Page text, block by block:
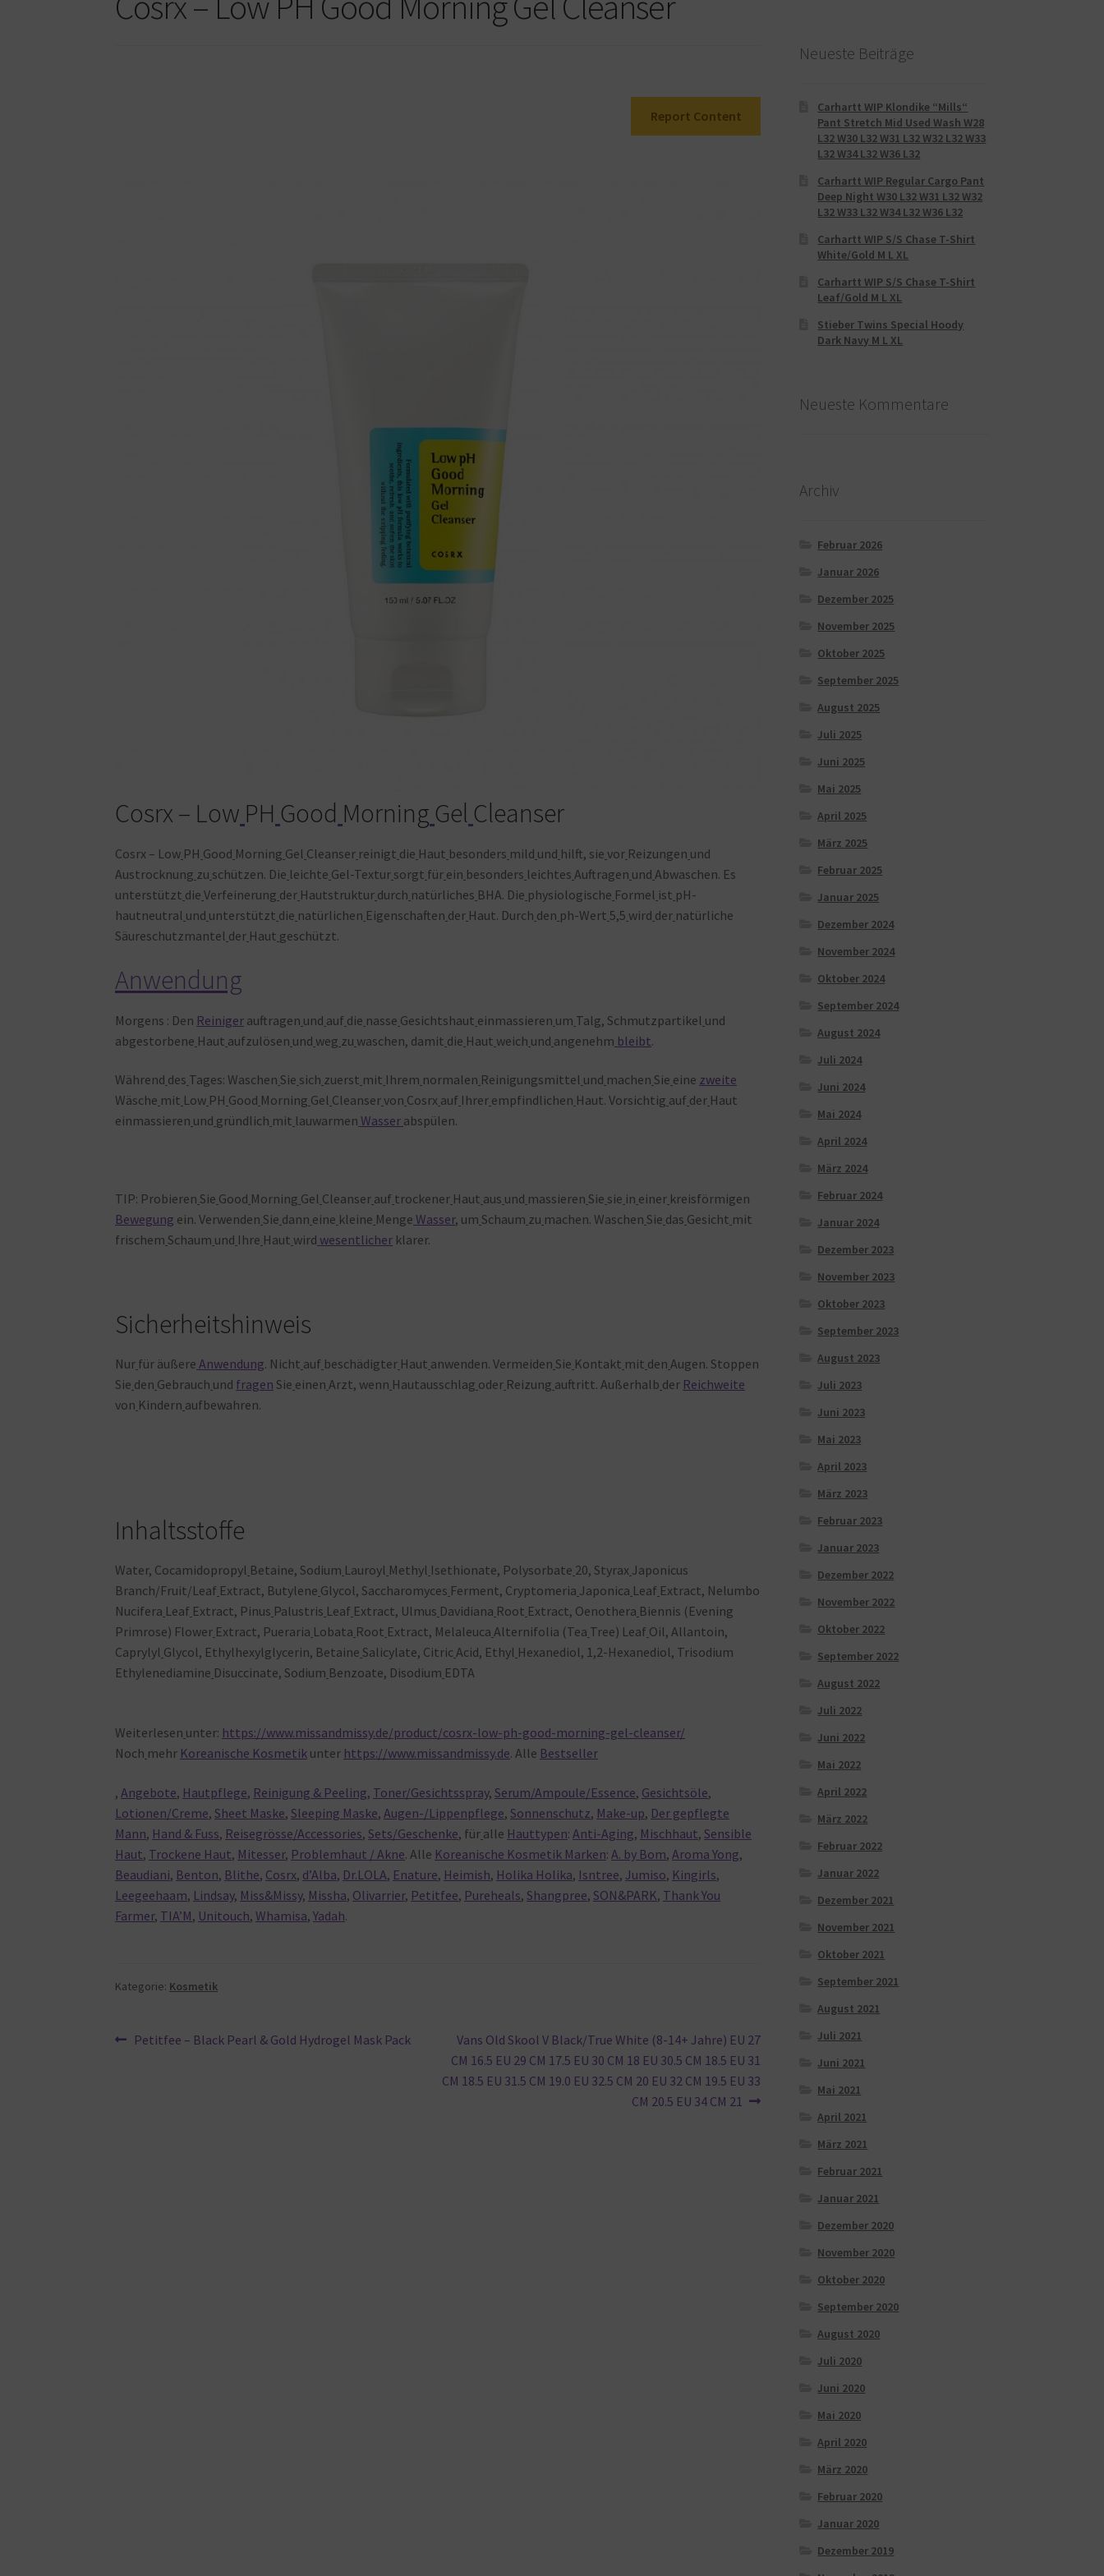
Report Content
Cosrx – Low PH Good Morning Gel Cleanser
Cosrx – Low PH Good Morning Gel Cleanser reinigt die Haut besonders mild und hilft, sie vor Reizungen und
Austrocknung zu schützen. Die leichte Gel-Textur sorgt für ein besonders leichtes Auftragen und Abwaschen. Es
unterstützt die Verfeinerung der Hautstruktur durch natürliches BHA. Die physiologische Formel ist pH-
hautneutral und unterstützt die natürlichen Eigenschaften der Haut. Durch den ph-Wert 5,5 wird der natürliche
Säureschutzmantel der Haut geschützt.
Anwendung
Morgens : Den Reiniger auftragen und auf die nasse Gesichtshaut einmassieren um Talg, Schmutzpartikel und
abgestorbene Haut aufzulösen und weg zu waschen, damit die Haut weich und angenehm bleibt.
Während des Tages: Waschen Sie sich zuerst mit Ihrem normalen Reinigungsmittel und machen Sie eine zweite
Wäsche mit Low PH Good Morning Gel Cleanservon Cosrx auf Ihrer empfindlichen Haut. Vorsichtig auf der Haut
einmassieren und gründlich mit lauwarmen Wasser abspülen.
TIP: Probieren Sie Good Morning Gel Cleanser auf trockener Haut aus und massieren Sie sie in einer kreisförmigen
Bewegung ein. Verwenden Sie dann eine kleine Menge Wasser, um Schaum zu machen. Waschen Sie das Gesicht mit
frischem Schaum und Ihre Haut wird wesentlicher klarer.
Sicherheitshinweis
Nur für äußere Anwendung. Nicht auf beschädigter Haut anwenden. Vermeiden Sie Kontakt mit den Augen. Stoppen
Sie den Gebrauch und fragen Sie einen Arzt, wenn Hautausschlag oder Reizung auftritt. Außerhalb der Reichweite
von Kindern aufbewahren.
Inhaltsstoffe
Water, Cocamidopropyl Betaine, Sodium Lauroyl Methyl Isethionate, Polysorbate 20, Styrax Japonicus
Branch/Fruit/Leaf Extract, Butylene Glycol, Saccharomyces Ferment, Cryptomeria Japonica Leaf Extract, Nelumbo
Nucifera Leaf Extract, Pinus Palustris Leaf Extract, Ulmus Davidiana Root Extract, Oenothera Biennis (Evening
Primrose) Flower Extract, Pueraria Lobata Root Extract, Melaleuca Alternifolia (Tea Tree) Leaf Oil, Allantoin,
Caprylyl Glycol, Ethylhexylglycerin, Betaine Salicylate, Citric Acid, Ethyl Hexanediol, 1,2-Hexanediol, Trisodium
Ethylenediamine Disuccinate, Sodium Benzoate, Disodium EDTA
Weiterlesen unter: https://www.missandmissy.de/product/cosrx-low-ph-good-morning-gel-cleanser/
Noch mehr Koreanische Kosmetik unter https://www.missandmissy.de. Alle Bestseller
,Angebote, Hautpflege, Reinigung & Peeling, Toner/Gesichtsspray,Serum/Ampoule/Essence, Gesichtsöle,
Lotionen/Creme,Sheet Maske,Sleeping Maske,Augen-/Lippenpflege,Sonnenschutz, Make-up, Der gepflegte
Mann, Hand & Fuss, Reisegrösse/Accessories,Sets/Geschenke, für alle Hauttypen:Anti-Aging, Mischhaut,Sensible
Haut, Trockene Haut, Mitesser, Problemhaut / Akne. Alle Koreanische Kosmetik Marken:A. by Bom,Aroma Yong,
Beaudiani, Benton, Blithe, Cosrx, d’Alba, Dr.LOLA, Enature, Heimish, Holika Holika, Isntree,Jumiso, Kingirls,
Leegeehaam, Lindsay, Miss&Missy, Missha, Olivarrier, Petitfee, Pureheals,Shangpree,SON&PARK, Thank You
Farmer, TIA’M, Unitouch,Whamisa,Yadah.
Kategorie: Kosmetik
Beitragsnavigation
Vorheriger
Petitfee – Black Pearl & Gold Hydrogel Mask Pack
Nächster
Beitrag:
Vans Old Skool V Black/True White (8-14+ Jahre) EU 27
CM 16.5 EU 29 CM 17.5 EU 30 CM 18 EU 30.5 CM 18.5 EU 31
CM 18.5 EU 31.5 CM 19.0 EU 32.5 CM 20 EU 32 CM 19.5 EU 33
CM 20.5 EU 34 CM 21
Neueste Beiträge
Carhartt WIP Klondike “Mills“
Pant Stretch Mid Used Wash W28
L32 W30 L32 W31 L32 W32 L32 W33
L32 W34 L32 W36 L32
Carhartt WIP Regular Cargo Pant
Deep Night W30 L32 W31 L32 W32
L32 W33 L32 W34 L32 W36 L32
Carhartt WIP S/S Chase T-Shirt
White/Gold M L XL
Carhartt WIP S/S Chase T-Shirt
Leaf/Gold M L XL
Stieber Twins Special Hoody
Dark Navy M L XL
Neueste Kommentare
Archiv
Februar 2026
Januar 2026
Dezember 2025
November 2025
Oktober 2025
September 2025
August 2025
Juli 2025
Juni 2025
Mai 2025
April 2025
März 2025
Februar 2025
Januar 2025
Dezember 2024
November 2024
Oktober 2024
September 2024
August 2024
Juli 2024
Juni 2024
Mai 2024
April 2024
März 2024
Februar 2024
Januar 2024
Dezember 2023
November 2023
Oktober 2023
September 2023
August 2023
Juli 2023
Juni 2023
Mai 2023
April 2023
März 2023
Februar 2023
Januar 2023
Dezember 2022
November 2022
Oktober 2022
September 2022
August 2022
Juli 2022
Juni 2022
Mai 2022
April 2022
März 2022
Februar 2022
Januar 2022
Dezember 2021
November 2021
Oktober 2021
September 2021
August 2021
Juli 2021
Juni 2021
Mai 2021
April 2021
März 2021
Februar 2021
Januar 2021
Dezember 2020
November 2020
Oktober 2020
September 2020
August 2020
Juli 2020
Juni 2020
Mai 2020
April 2020
März 2020
Februar 2020
Januar 2020
Dezember 2019